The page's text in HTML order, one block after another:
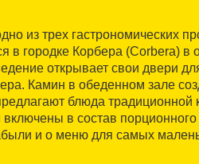
из трех гастрономических
в городке Корбера (Corbera) в
открывает свои двери
Камин в обеденном зале
блюда традиционной
включены в состав
и о меню для самых